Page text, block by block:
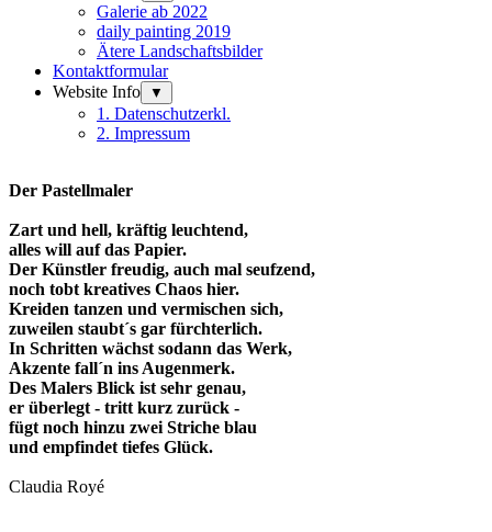
Galerie ab 2022
daily painting 2019
Ätere Landschaftsbilder
Kontaktformular
Website Info
▼
1. Datenschutzerkl.
2. Impressum
Der Pastellmaler
Zart und hell, kräftig leuchtend,
alles will auf das Papier.
Der Künstler freudig, auch mal seufzend,
noch tobt kreatives Chaos hier.
Kreiden tanzen und vermischen sich,
zuweilen staubt´s gar fürchterlich.
In Schritten wächst sodann das Werk,
Akzente fall´n ins Augenmerk.
Des Malers Blick ist sehr genau,
er überlegt - tritt kurz zurück -
fügt noch hinzu zwei Striche blau
und empfindet tiefes Glück.
Claudia Royé